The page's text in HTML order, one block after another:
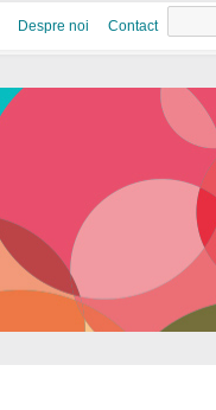
Despre noi Contact